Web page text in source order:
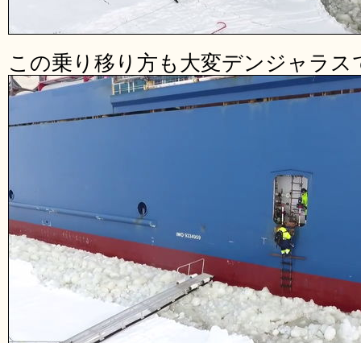
この乗り移り方も大変デンジャラス